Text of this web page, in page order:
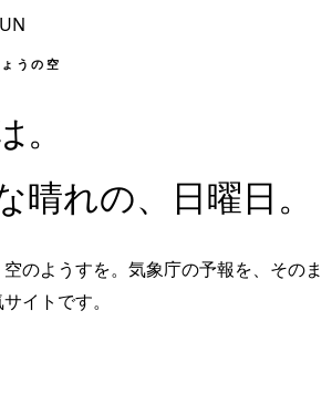
うの空
。
晴れの、日曜日。
のようすを。気象庁の予報を、そのま
イトです。